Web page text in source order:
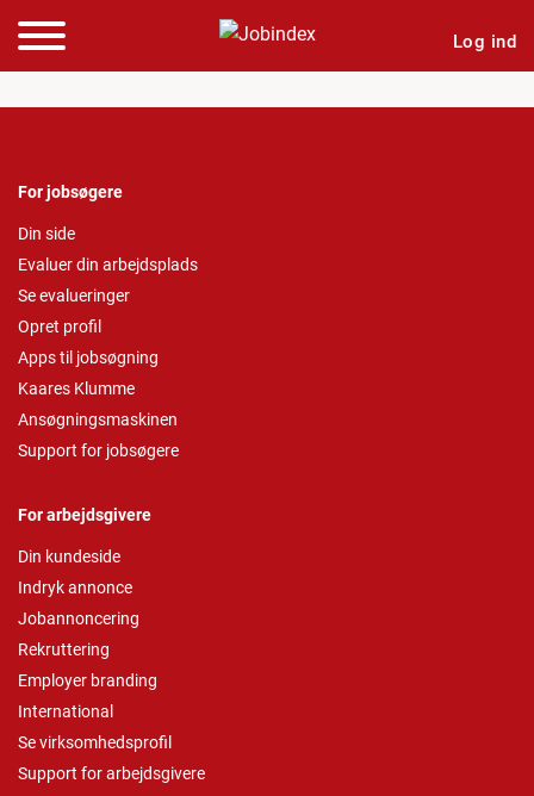
Log ind
For jobsøgere
Din side
Evaluer din arbejdsplads
Se evalueringer
Opret profil
Apps til jobsøgning
Kaares Klumme
Ansøgningsmaskinen
Support for jobsøgere
For arbejdsgivere
Din kundeside
Indryk annonce
Jobannoncering
Rekruttering
Employer branding
International
Se virksomhedsprofil
Support for arbejdsgivere